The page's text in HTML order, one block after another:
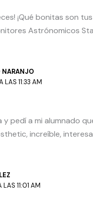
¡Qué bonitas son
Astrónomicos
NARANJO
LAS 11:33 AM
y pedí a mi alumnado
increíble,
11:01 AM